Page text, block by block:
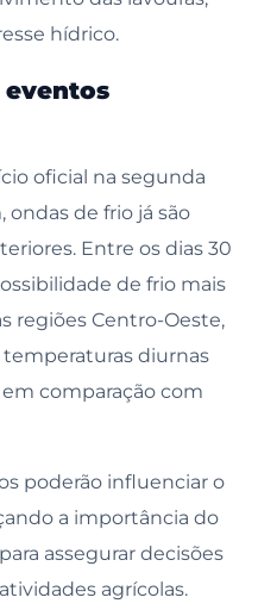
hídrico.
eventos
oficial na segunda
de frio já são
Entre os dias 30
de frio mais
regiões Centro-Oeste,
diurnas
comparação com
poderão influenciar o
a importância do
assegurar decisões
agrícolas.